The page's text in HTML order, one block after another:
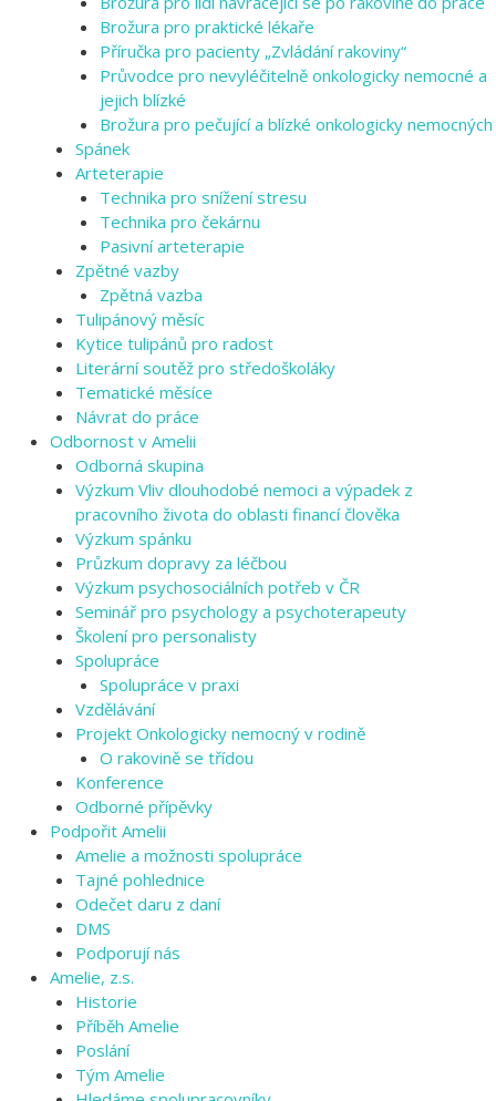
Brožura pro praktické lékaře
Příručka pro pacienty „Zvládání rakoviny“
Průvodce pro nevyléčitelně onkologicky nemocné a
jejich blízké
Brožura pro pečující a blízké onkologicky nemocných
Spánek
Arteterapie
Technika pro snížení stresu
Technika pro čekárnu
Pasivní arteterapie
Zpětné vazby
Zpětná vazba
Tulipánový měsíc
Kytice tulipánů pro radost
Literární soutěž pro středoškoláky
Tematické měsíce
Návrat do práce
Odbornost v Amelii
Odborná skupina
Výzkum Vliv dlouhodobé nemoci a výpadek z
pracovního života do oblasti financí člověka
Výzkum spánku
Průzkum dopravy za léčbou
Výzkum psychosociálních potřeb v ČR
Seminář pro psychology a psychoterapeuty
Školení pro personalisty
Spolupráce
Spolupráce v praxi
Vzdělávání
Projekt Onkologicky nemocný v rodině
O rakovině se třídou
Konference
Odborné přípěvky
Podpořit Amelii
Amelie a možnosti spolupráce
Tajné pohlednice
Odečet daru z daní
DMS
Podporují nás
Amelie, z.s.
Historie
Příběh Amelie
Poslání
Tým Amelie